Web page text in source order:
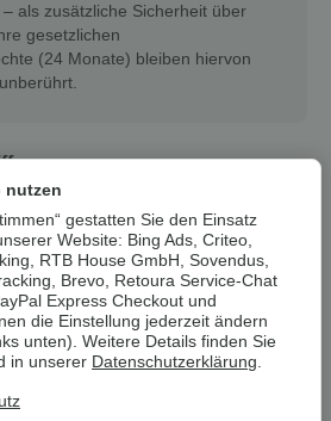
– als zusätzliche Sicherheit über
gesetzlichen
(24 Monate) bleiben hiervon
wenn verfügbar
Bettwaren
nutzen
gestatten Sie den Einsatz
Website: Bing Ads, Criteo,
RTB House GmbH, Sovendus,
Brevo, Retoura Service-Chat
Express Checkout und
die Einstellung jederzeit ändern
unten). Weitere Details finden Sie
in unserer Datenschutzerklärung.